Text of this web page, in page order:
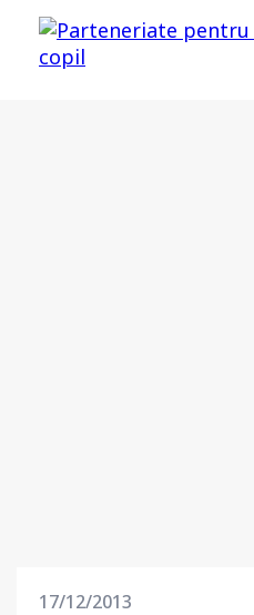
17/12/2013